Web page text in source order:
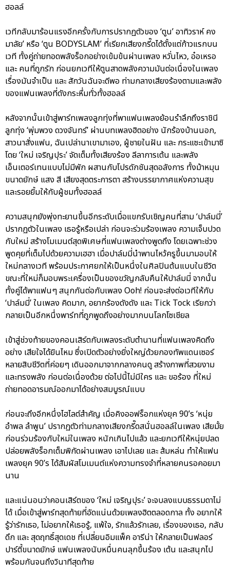
ฮอลล์
เวทีกลับมาร้อนแรงอีกครั้งกับการปรากฏตัวของ ‘ตูน’ อาทิวราห์ คง
มาลัย’ หรือ ‘ตูน BODYSLAM’ ที่เรียกเสียงกรี๊ดได้ตั้งแต่ก้าวแรกบน
เวที ทั้งคู่ถ่ายทอดพลังร็อกอย่างเข้มข้นผ่านเพลง หวั่นไหว, อ๋อเหรอ
และ คนที่ถูกรัก ก่อนยกเวทีให้ตูนสาดพลังความมันต่อเนื่องในเพลง
เรื่องมันจำเป็น และ สักวันฉันจะดีพอ ท่ามกลางเสียงร้องตามและพลัง
ของแฟนเพลงที่ดังกระหึ่มทั่วทั้งฮอลล์
หลังจากนั้นเข้าสู่พาร์ทเพลงลูกทุ่งที่พาแฟนเพลงย้อนรำลึกถึงราชินี
ลูกทุ่ง ‘พุ่มพวง ดวงจันทร์’ ผ่านบทเพลงฮิตอย่าง นักร้องบ้านนอก,
สาวนาสั่งแฟน, ฉันเปล่านาเขามาเอง, ผู้ชายในฝัน และ กระแซะเข้ามาซิ
โดย ‘ใหม่ เจริญปุระ’ จัดเต็มทั้งเสียงร้อง ลีลาการเต้น และพลัง
เอ็นเตอร์เทนแบบไม่มีพัก ผสานกับโปรดักชันสุดอลังการ ทั้งม้าหมุน
ขนาดยักษ์ แสง สี เสียงสุดตระการตา สร้างบรรยากาศแห่งความสุข
และรอยยิ้มให้กับผู้ชมทั้งฮอลล์
ความสนุกยังพุ่งทะยานขึ้นอีกระดับเมื่อแขกรับเชิญคนที่สาม ‘ปาล์มมี่’
ปรากฏตัวในเพลง เธอรู้หรือเปล่า ก่อนจะร่วมร้องเพลง ความเจ็บปวด
กับใหม่ สร้างโมเมนต์สุดพิเศษที่แฟนเพลงต่างพูดถึง โดยเฉพาะช่วง
พูดคุยที่เต็มไปด้วยความเฮฮา เมื่อปาล์มมี่นำพานไหว้ครูขึ้นมามอบให้
ใหม่กลางเวที พร้อมประกาศยกให้เป็นหนึ่งในศิลปินต้นแบบในชีวิต
ขณะที่ใหม่ก็มอบพระเครื่องเป็นของขวัญกลับคืนให้ปาล์มมี่ จากนั้น
ทั้งคู่ได้พาแฟนๆ สนุกกันต่อกับเพลง Ooh! ก่อนจะส่งต่อเวทีให้กับ
‘ปาล์มมี่’ ในเพลง คิดมาก, อยากร้องดังดัง และ Tick Tock เรียกว่า
กลายเป็นอีกหนึ่งพาร์ทที่ถูกพูดถึงอย่างมากบนโลกโซเชียล
เข้าสู่ช่วงท้ายของคอนเสิร์ตกับเพลงระดับตำนานที่แฟนเพลงคิดถึง
อย่าง เสียใจได้ยินไหม ซึ่งเปิดตัวอย่างยิ่งใหญ่ด้วยกองทัพแดนเซอร์
หลายสิบชีวิตที่ค่อยๆ เดินออกมาจากกลางคนดู สร้างภาพที่สวยงาม
และทรงพลัง ก่อนต่อเนื่องด้วย ต่อไปนี้ไม่มีใคร และ ขอร้อง ที่ใหม่
ถ่ายทอดอารมณ์ออกมาได้อย่างสมบูรณ์แบบ
ก่อนจะถึงอีกหนึ่งไฮไลต์สำคัญ เมื่อคิงออฟร็อกแห่งยุค 90’s ‘หนุ่ย
อำพล ลำพูน’ ปรากฏตัวท่ามกลางเสียงกรี๊ดสนั่นฮอลล์ในเพลง เสียมั้ย
ก่อนร่วมร้องกับใหม่ในเพลง หนักเกินไปแล้ว และยกเวทีให้หนุ่ยปลด
ปล่อยพลังร็อกเต็มพิกัดผ่านเพลง เอาไปเลย และ ส้มหล่น ทำให้แฟน
เพลงยุค 90’s ได้สัมผัสโมเมนต์แห่งความทรงจำที่หลายคนรอคอยมา
นาน
และแน่นอนว่าคอนเสิร์ตของ ‘ใหม่ เจริญปุระ’ จะจบลงแบบธรรมดาไม่
ได้ เมื่อเข้าสู่พาร์ทสุดท้ายที่อัดแน่นด้วยเพลงฮิตตลอดกาล ทั้ง อยากให้
รู้ว่ารักเธอ, ไม่อยากให้เธอรู้, แพ้ใจ, รักแล้วรักเลย, เรื่องของเธอ, กลับ
ดึก และ สุดฤทธิ์สุดเดช ที่เปลี่ยนอิมแพ็ค อารีน่า ให้กลายเป็นฟลอร์
ปาร์ตี้ขนาดยักษ์ แฟนเพลงนับหมื่นคนลุกขึ้นร้อง เต้น และสนุกไป
พร้อมกันจนถึงวินาทีสุดท้าย